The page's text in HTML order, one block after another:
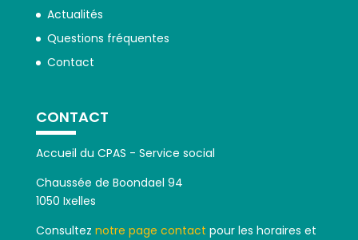
Actualités
Questions fréquentes
Contact
CONTACT
Accueil du CPAS - Service social
Chaussée de Boondael 94
1050 Ixelles
Consultez notre page contact pour les horaires et